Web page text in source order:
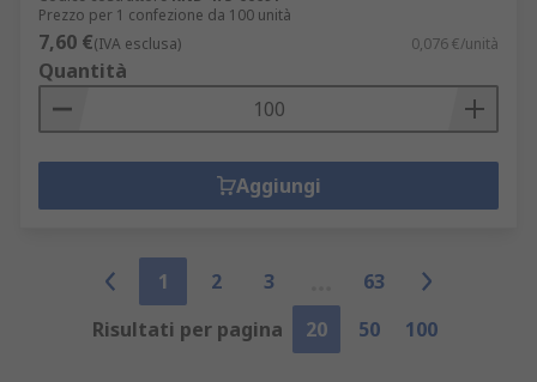
Prezzo per 1 confezione da 100 unità
7,60 €(IVA esclusa) 0,076 €/unità
Quantità
Aggiungi
1 2 3
63
Risultati per pagina
20 50 100